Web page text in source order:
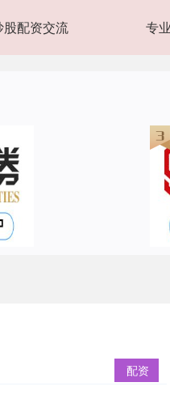
股配资交流 专
配资